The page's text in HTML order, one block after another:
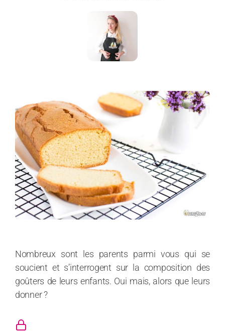
Nombreux sont les parents parmi vous qui se
soucient et s’interrogent sur la composition des
goûters de leurs enfants. Oui mais, alors que leurs
donner ?